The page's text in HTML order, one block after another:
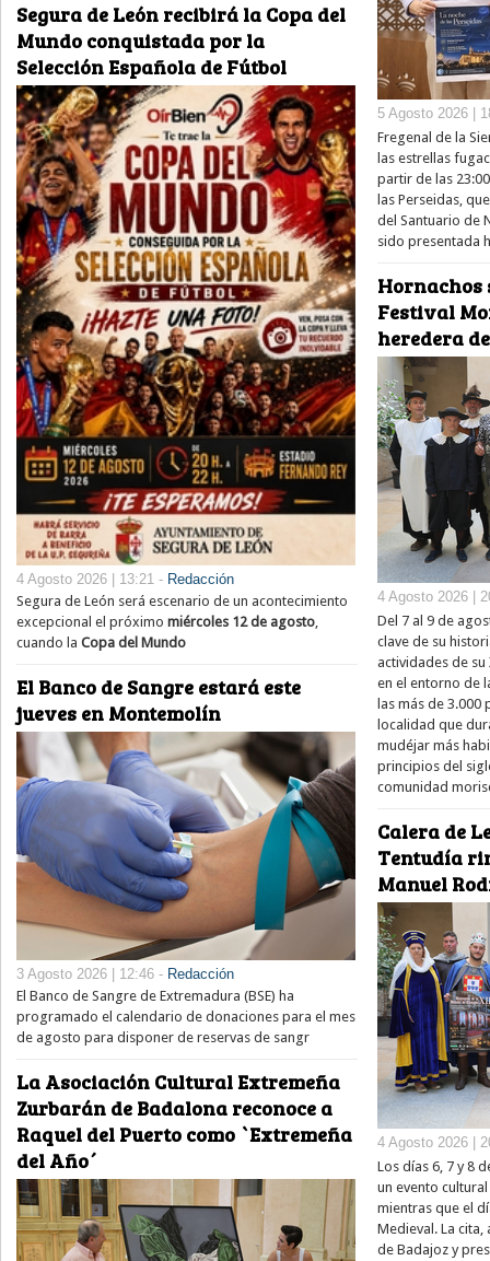
Segura de León recibirá la Copa del
Mundo conquistada por la
Selección Española de Fútbol
4 Agosto 2026 | 13:21 - Redacción
Segura de León será escenario de un acontecimiento
excepcional el próximo miércoles 12 de agosto
cuando la Copa del Mundo
El Banco de Sangre estará este
jueves en Montemolín
3 Agosto 2026 | 12:46 - Redacción
El Banco de Sangre de Extremadura (BSE) ha
programado el calendario de donaciones para el mes
de agosto para disponer de reservas de sangr
La Asociación Cultural Extremeña
Zurbarán de Badalona reconoce a
Raquel del Puerto como `Extremeña
del Año´
5 Agosto 2026 |
Fregenal de la
las estrellas
partir de las
las Perseidas,
del Santuario de
sido presentada
Hornachos
Festival
heredera
4 Agosto 2026 |
Del 7 al 9 de
clave de su
actividades de
en el entorno de
las más de
localidad que
mudéjar más
principios del
comunidad
Calera de
Tentudía
Manuel
4 Agosto 2026 |
Los días 6, 7 y 8
un evento
mientras que el
Medieval. La
de Badajoz y